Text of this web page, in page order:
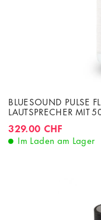
BLUESOUND PULSE
LAUTSPRECHER MIT
329.00 CHF
Im Laden am Lager